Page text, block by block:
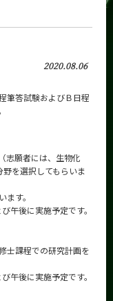
2020.08.06
筆答試験およびＢ日程
志願者には、生物化
を選択してもらいま
す。
午後に実施予定です。
士課程での研究計画を
午後に実施予定です。